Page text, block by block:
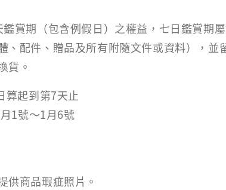
賞期（包含例假日）之權益，七日鑑賞期
配件、贈品及所有附隨文件或資料），並
貨。
算起到第7天止
1號～1月6號
供商品瑕疵照片。